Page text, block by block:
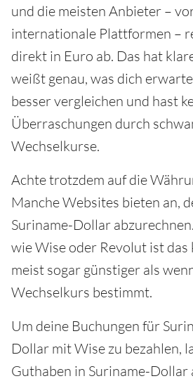
und die meisten Anbieter –
internationale Plattformen –
direkt in Euro ab. Das hat
weißt genau, was dich
besser vergleichen und hast
Überraschungen durch
Wechselkurse.
Achte trotzdem auf die
Manche Websites bieten an,
Suriname-Dollar
wie Wise oder Revolut ist das
meist sogar günstiger als
Wechselkurs bestimmt.
Um deine Buchungen für
Dollar mit Wise zu bezahlen,
Guthaben in Suriname-Dollar